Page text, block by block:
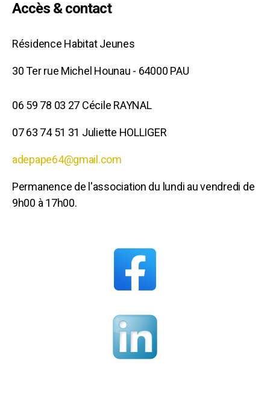
Accès & contact
Résidence Habitat Jeunes
30 Ter rue Michel Hounau - 64000 PAU
06 59 78 03 27 Cécile RAYNAL
07 63 74 51 31 Juliette HOLLIGER
adepape64@gmail.com
Permanence de l'association du lundi au vendredi de
9h00 à 17h00.